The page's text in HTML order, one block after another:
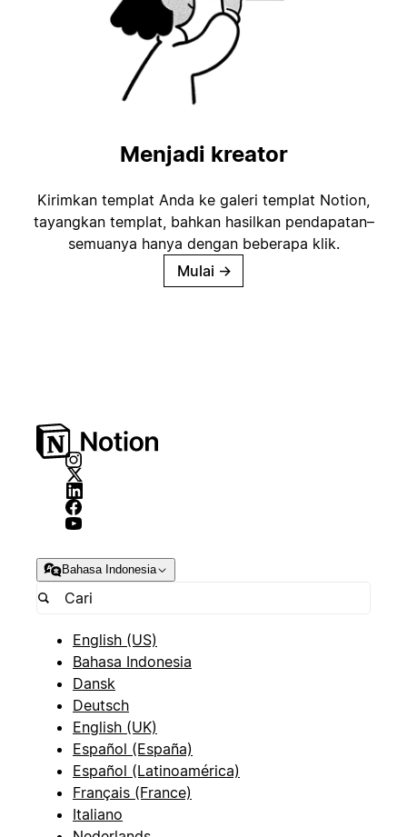
Menjadi kreator
Kirimkan templat Anda ke galeri templat Notion,
tayangkan templat, bahkan hasilkan pendapatan–
semuanya hanya dengan beberapa klik.
Mulai →
Bahasa Indonesia
English (US)
Bahasa Indonesia
Dansk
Deutsch
English (UK)
Español (España)
Español (Latinoamérica)
Français (France)
Italiano